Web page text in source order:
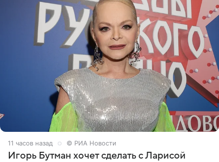
11 часов назад © РИА Новости
Игорь Бутман хочет сделать с Ларисой